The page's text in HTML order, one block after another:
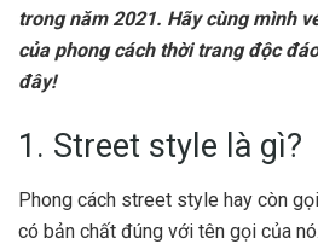
trong năm 2021. Hãy cùng mình
của phong cách thời trang độc
đây!
1. Street style là gì?
Phong cách street style hay còn
có bản chất đúng với tên gọi của